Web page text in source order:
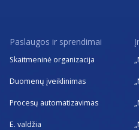
Paslaugos ir sprendimai
Skaitmeninė organizacija
Duomenų įveiklinimas
Procesų automatizavimas
E. valdžia